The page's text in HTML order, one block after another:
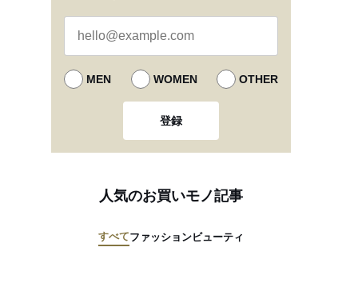
MEN WOMEN OTHER
登録
人気のお買いモノ記事
すべてファッションビューティ